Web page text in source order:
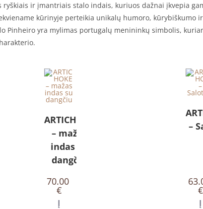
ir įmantriais stalo indais, kuriuos dažnai įkvepia
kūrinyje perteikia unikalų humoro, kūrybiškumo
Pinheiro yra mylimas portugalų menininkų simbolis,
ARTICHOKE
– mažas
indas su
dangčiu
70.00
€
Į
–
€
Į